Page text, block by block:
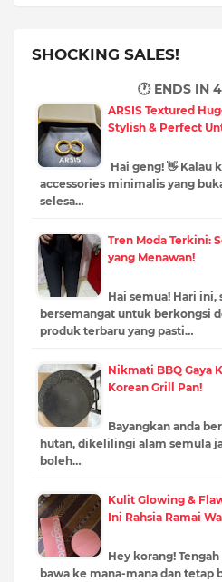
SHOCKING SALES!
🕐 ENDS IN
ARSIS Textured
Stylish & Perfect
Hai geng! 👋 Kalau
accessories minimalis yang
selesa…
Tren Moda Terkini:
yang Menawan!
Hai semua! Hari ini,
bersemangat untuk berkongsi
produk terbaru yang pasti…
Nikmati BBQ Gaya
Korean Grill Pan!
Bayangkan anda
hutan, dikelilingi alam semula
boleh…
Kulit Glowing &
Ini Rahsia Ramai
Hey korang!
bawa ke mana-mana dan tetap